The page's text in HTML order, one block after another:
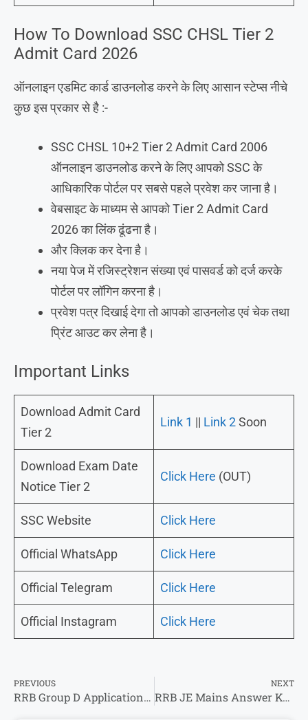
How To Download SSC CHSL Tier 2
Admit Card 2026
ऑनलाइन एडमिट कार्ड डाउनलोड करने के लिए आसान स्टेप्स नीचे
कुछ इस प्रकार से है :-
SSC CHSL 10+2 Tier 2 Admit Card 2006
ऑनलाइन डाउनलोड करने के लिए आपको SSC के
आधिकारिक पोर्टल पर सबसे पहले प्रवेश कर जाना है।
वेबसाइट के माध्यम से आपको Tier 2 Admit Card
2026 का लिंक ढूंढना है।
और क्लिक कर देना है।
नया पेज में रजिस्ट्रेशन संख्या एवं पासवर्ड को दर्ज करके
पोर्टल पर लॉगिन करना है।
प्रवेश पत्र दिखाई देगा तो आपको डाउनलोड एवं चेक तथा
प्रिंट आउट कर लेना है।
Important Links
Download Admit Card
Tier 2
Link 1 || Link 2Soon
Download Exam Date
Notice Tier 2
Click Here (OUT)
SSC Website Click Here
Official WhatsApp Click Here
Official Telegram Click Here
Official Instagram Click Here
PREVIOUS
RRB Group D Application Status 2026 : ग्रुप डी का फॉर्म स्टेटस देखे!
NEXT
RRB JE Mains Answer Key 2026 – Direct Link To Check Your Answer Key @indianrailways.gov.in/